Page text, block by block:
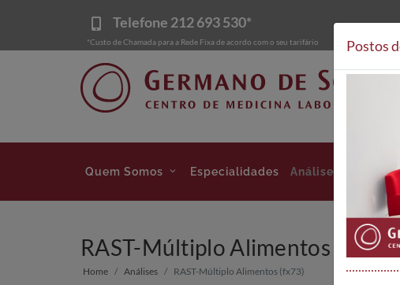
Telefone 212 693 530*
*Custo de Chamada para a Rede Fixa de acordo com o seu tarifário
Quem Somos Especialidades Análises Áreas
RAST-Múltiplo Alimentos (fx73)
Home Análises RAST-Múltiplo Alimentos (fx73)
Postos